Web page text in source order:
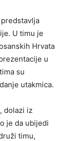
U timu je
Hrvata
u
su
utakmica.
dolazi iz
je da ubijedi
timu,